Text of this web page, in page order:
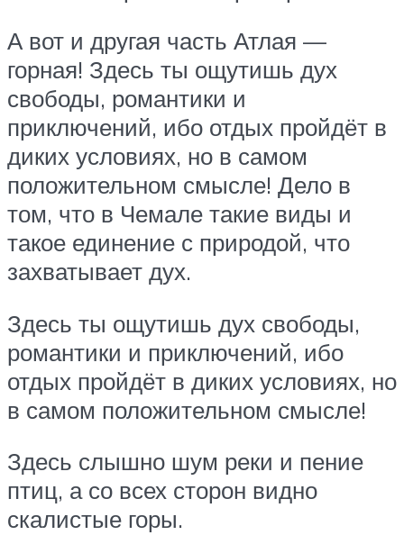
А вот и другая часть Атлая —
горная! Здесь ты ощутишь дух
свободы, романтики и
приключений, ибо отдых пройдёт в
диких условиях, но в самом
положительном смысле! Дело в
том, что в Чемале такие виды и
такое единение с природой, что
захватывает дух.
Здесь ты ощутишь дух свободы,
романтики и приключений, ибо
отдых пройдёт в диких условиях, но
в самом положительном смысле!
Здесь слышно шум реки и пение
птиц, а со всех сторон видно
скалистые горы.